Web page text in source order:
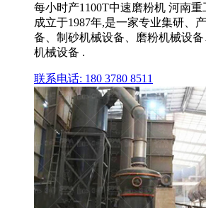
每小时产1100T中速磨粉机 河南重
成立于1987年,是一家专业集研、
备、制砂机械设备、磨粉机械设
机械设备 .
联系电话: 180 3780 8511